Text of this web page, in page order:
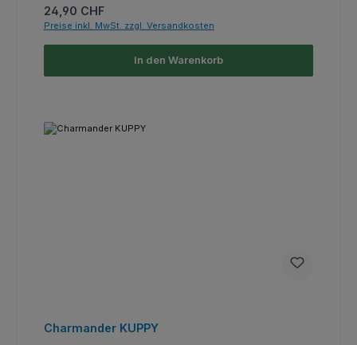
Regulärer Preis:
24,90 CHF
Preise inkl. MwSt. zzgl. Versandkosten
In den Warenkorb
Charmander KUPPY